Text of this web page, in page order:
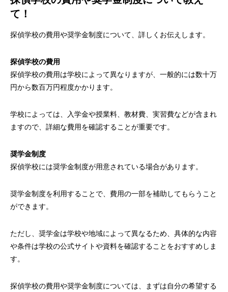
て！
探偵学校の費用や奨学金制度について、詳しくお伝えします。
探偵学校の費用
探偵学校の費用は学校によって異なりますが、一般的には数十万
円から数百万円程度かかります。
学校によっては、入学金や授業料、教材費、実習費などが含まれ
ますので、詳細な費用を確認することが重要です。
奨学金制度
探偵学校には奨学金制度が用意されている場合があります。
奨学金制度を利用することで、費用の一部を補助してもらうこと
ができます。
ただし、奨学金は学校や地域によって異なるため、具体的な内容
や条件は学校の公式サイトや資料を確認することをおすすめしま
す。
探偵学校の費用や奨学金制度については、まずは自分の希望する